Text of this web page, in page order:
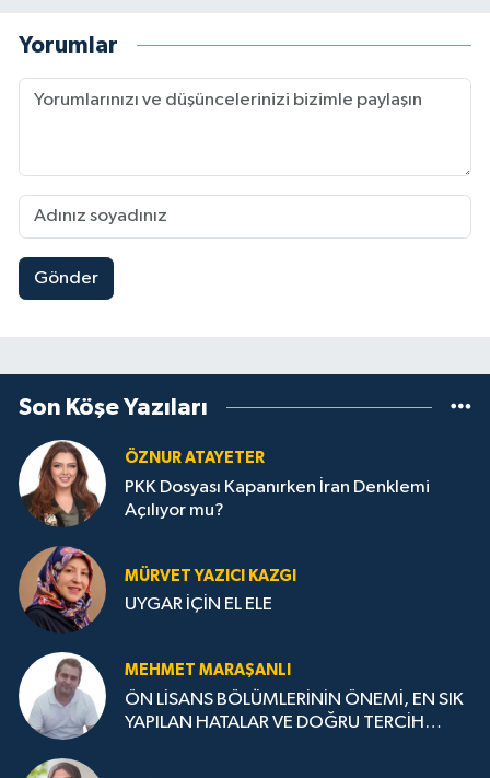
Yorumlar
Gönder
Son Köşe Yazıları
ÖZNUR ATAYETER
PKK Dosyası Kapanırken İran Denklemi
Açılıyor mu?
MÜRVET YAZICI KAZGI
UYGAR İÇİN EL ELE
MEHMET MARAŞANLI
ÖN LİSANS BÖLÜMLERİNİN ÖNEMİ, EN SIK
YAPILAN HATALAR VE DOĞRU TERCİH